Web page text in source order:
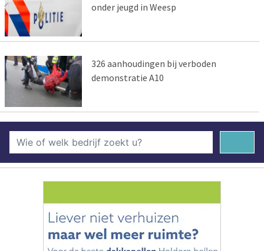
onder jeugd in Weesp
326 aanhoudingen bij verboden
demonstratie A10